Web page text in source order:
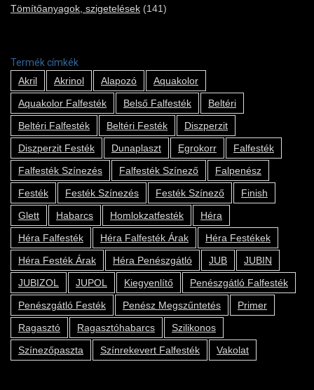
Tömítőanyagok, szigetelések (141)
Termék címkék
Akril
Akrinol Alapozó
Aquakolor
Aquakolor Falfesték
Belső Falfesték
Beltéri
Beltéri Falfesték
Beltéri Festék
Diszperzit
Diszperzit Festék
Dunaplaszt Egrokorr
Falfesték
Falfesték Színezés
Falfesték Színező
Falpenész
Festék
Festék Színezés Festék Színező
Finish
Glett
Habarcs Homlokzatfesték
Héra
Héra Falfesték
Héra Falfesték Árak
Héra Festékek
Héra Festék Árak
Héra Penészgátló JUB
JUBIN
JUBIZOL
JUPOL Kiegyenlítő
Penészgátló Falfesték
Penészgátló Festék
Penész Megszűntetés
Primer
Ragasztó
Ragasztóhabarcs
Szilikonos
Színezőpaszta
Színrekevert Falfesték Vakolat